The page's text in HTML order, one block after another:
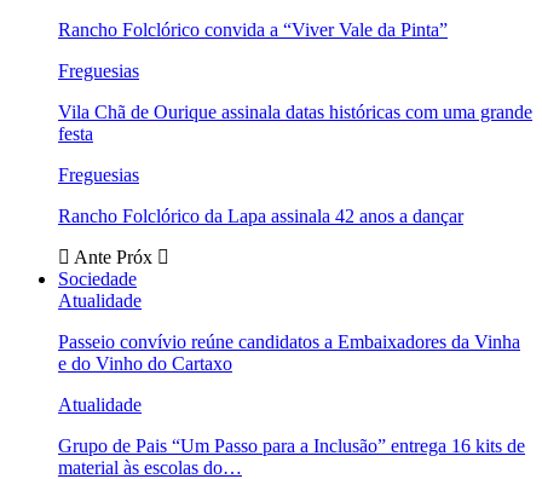
Rancho Folclórico convida a “Viver Vale da Pinta”
Freguesias
Vila Chã de Ourique assinala datas históricas com uma grande
festa
Freguesias
Rancho Folclórico da Lapa assinala 42 anos a dançar
Ante Próx
Sociedade
Atualidade
Passeio convívio reúne candidatos a Embaixadores da Vinha
e do Vinho do Cartaxo
Atualidade
Grupo de Pais “Um Passo para a Inclusão” entrega 16 kits de
material às escolas do…